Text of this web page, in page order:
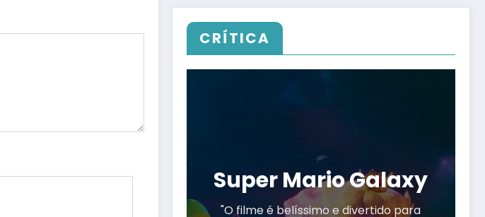
CRÍTICA
Super Mario Galaxy
"O filme é belíssimo e divertido para